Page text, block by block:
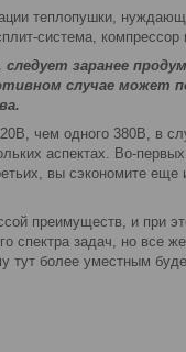
теплопушки,
система, компрессор
заранее
случае
чем одного 380В, в
аспектах. Во-
вы сэкономите
преимуществ, и при
спектра задач, но все
более уместным